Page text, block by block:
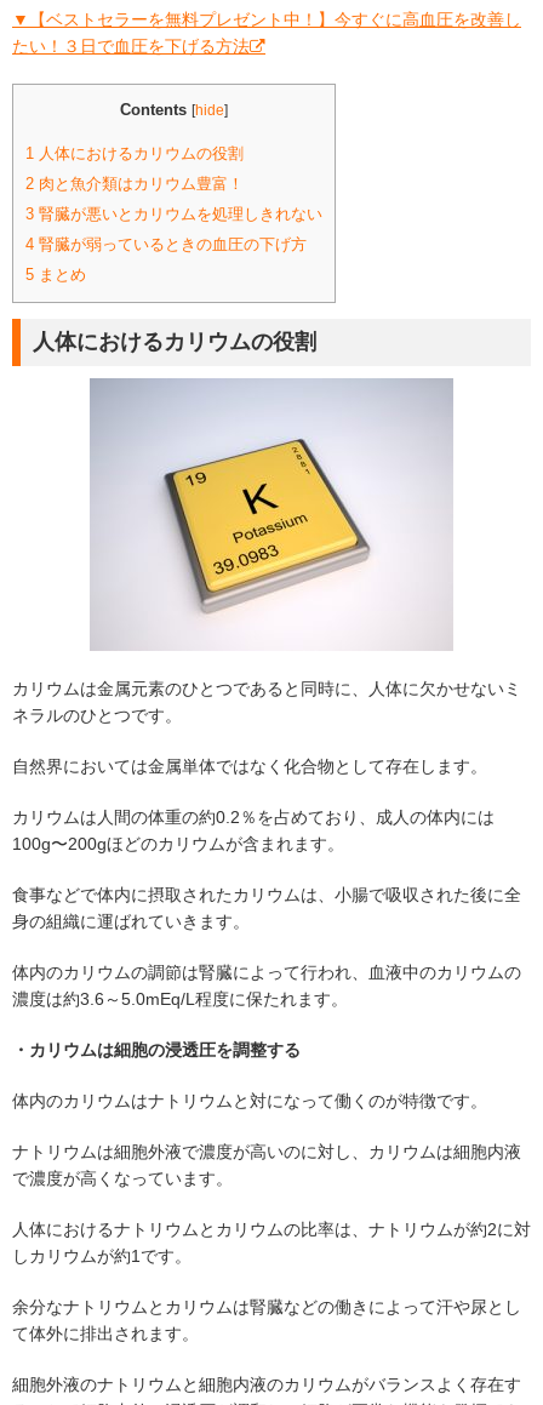
▼【ベストセラーを無料プレゼント中！】今すぐに高血圧を改善し
たい！３日で血圧を下げる方法
Contents [hide]
1 人体におけるカリウムの役割
2 肉と魚介類はカリウム豊富！
3 腎臓が悪いとカリウムを処理しきれない
4 腎臓が弱っているときの血圧の下げ方
5 まとめ
人体におけるカリウムの役割
カリウムは金属元素のひとつであると同時に、人体に欠かせないミ
ネラルのひとつです。
自然界においては金属単体ではなく化合物として存在します。
カリウムは人間の体重の約0.2％を占めており、成人の体内には
100g〜200gほどのカリウムが含まれます。
食事などで体内に摂取されたカリウムは、小腸で吸収された後に全
身の組織に運ばれていきます。
体内のカリウムの調節は腎臓によって行われ、血液中のカリウムの
濃度は約3.6～5.0mEq/L程度に保たれます。
・カリウムは細胞の浸透圧を調整する
体内のカリウムはナトリウムと対になって働くのが特徴です。
ナトリウムは細胞外液で濃度が高いのに対し、カリウムは細胞内液
で濃度が高くなっています。
人体におけるナトリウムとカリウムの比率は、ナトリウムが約2に対
しカリウムが約1です。
余分なナトリウムとカリウムは腎臓などの働きによって汗や尿とし
て体外に排出されます。
細胞外液のナトリウムと細胞内液のカリウムがバランスよく存在す